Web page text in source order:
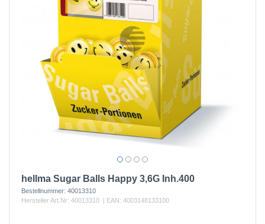
hellma Sugar Balls Happy 3,6G Inh.400
Bestellnummer: 40013310
Hersteller Art.Nr: 40013310 | EAN: 4003148133100